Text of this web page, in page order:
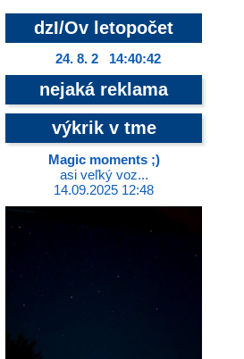
dzI/Ov letopočet
24. 8. 2 14:40:42
nejaká reklama
výkrik v tme
Magic moments ;)
asi veľký voz...
14.09.2025 12:48